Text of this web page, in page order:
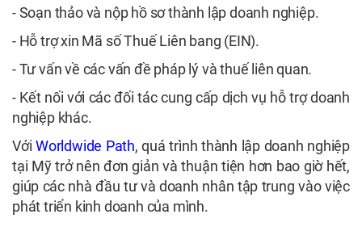
- Soạn thảo và nộp hồ sơ thành lập doanh nghiệp.
- Hỗ trợ xin Mã số Thuế Liên bang (EIN).
- Tư vấn về các vấn đề pháp lý và thuế liên quan.
- Kết nối với các đối tác cung cấp dịch vụ hỗ trợ doanh
nghiệp khác.
Với Worldwide Path, quá trình thành lập doanh nghiệp
tại Mỹ trở nên đơn giản và thuận tiện hơn bao giờ hết,
giúp các nhà đầu tư và doanh nhân tập trung vào việc
phát triển kinh doanh của mình.